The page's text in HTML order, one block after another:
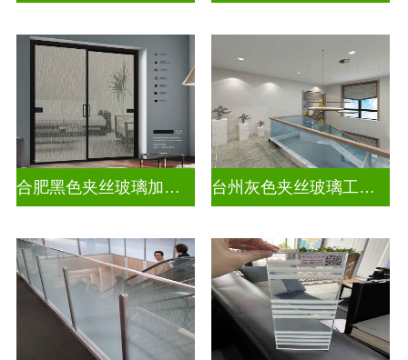
合肥黑色夹丝玻璃加工厂 台州灰色夹丝玻璃工厂招聘